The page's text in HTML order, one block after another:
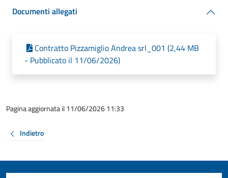
Documenti allegati
Contratto Pizzamiglio Andrea srl_001 (2,44 MB
- Pubblicato il 11/06/2026)
Pagina aggiornata il 11/06/2026 11:33
Indietro